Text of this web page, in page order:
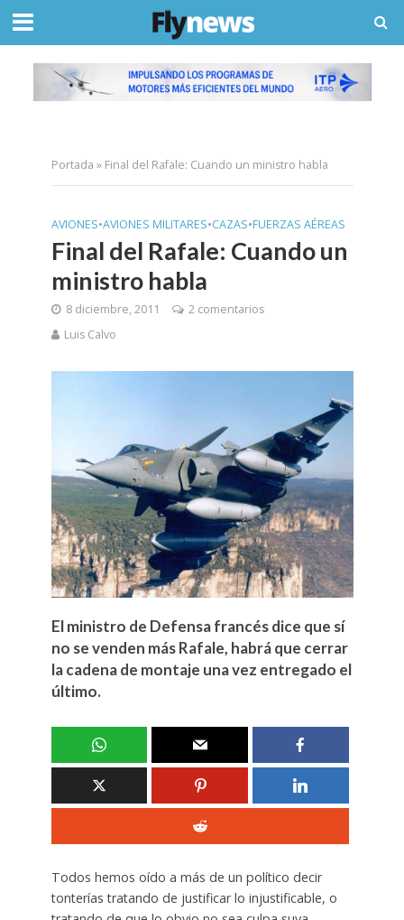
Portada » Final del Rafale: Cuando un ministro habla
AVIONES•AVIONES MILITARES•CAZAS•FUERZAS AÉREAS
Final del Rafale: Cuando un
ministro habla
8 diciembre, 2011
2 comentarios
Luis Calvo
El ministro de Defensa francés dice que sí
no se venden más Rafale, habrá que cerrar
la cadena de montaje una vez entregado el
último.
Todos hemos oído a más de un político decir
tonterías tratando de justificar lo injustificable, o